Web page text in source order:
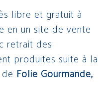
libre et gratuit à
en un site de vente
retrait des
produites suite à la
Folie Gourmande,